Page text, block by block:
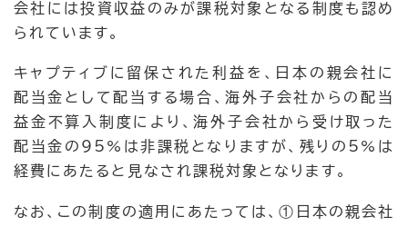
会社には投資収益のみが課税対象となる制度も認め
られています。
キャプティブに留保された利益を、日本の親会社に
配当金として配当する場合、海外子会社からの配当
益金不算入制度により、海外子会社から受け取った
配当金の95%は非課税となりますが、残りの5%は
経費にあたると見なされ課税対象となります。
なお、この制度の適用にあたっては、①日本の親会社